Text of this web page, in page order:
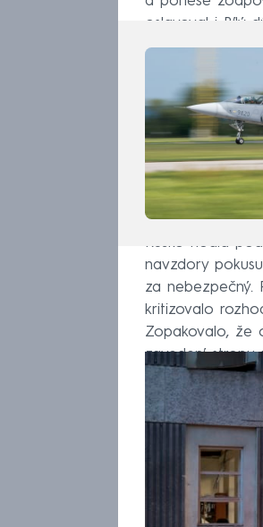
oslavoval i Bílý
Rusko hodlá
navzdory
za nebezpečný.
kritizovalo
Zopakovalo, že
zavedení stropu